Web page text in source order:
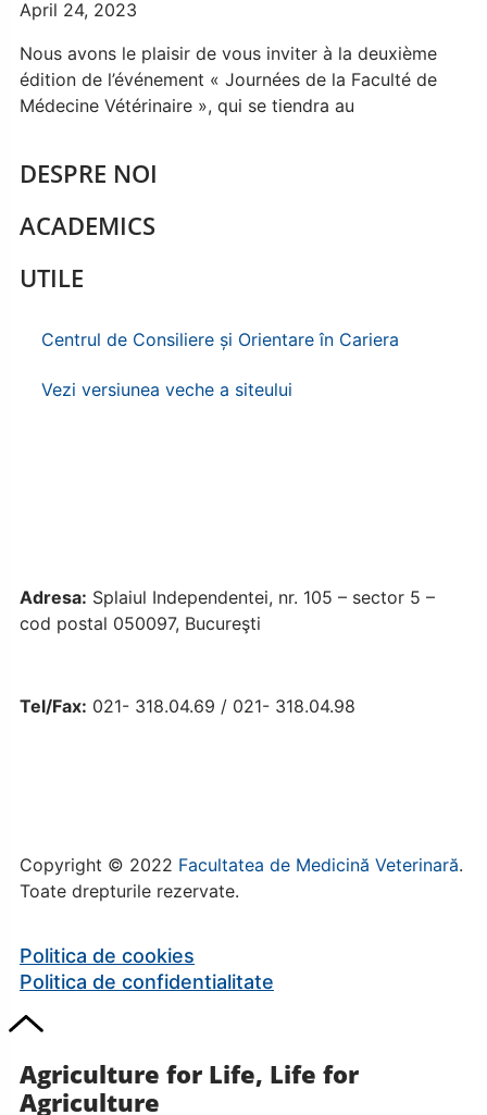
April 24, 2023
Nous avons le plaisir de vous inviter à la deuxième
édition de l’événement « Journées de la Faculté de
Médecine Vétérinaire », qui se tiendra au
DESPRE NOI
ACADEMICS
UTILE
Centrul de Consiliere și Orientare în Cariera
Vezi versiunea veche a siteului
Adresa: Splaiul Independentei, nr. 105 – sector 5 –
cod postal 050097, Bucureşti
Tel/Fax: 021- 318.04.69 / 021- 318.04.98
Copyright © 2022 Facultatea de Medicină Veterinară.
Toate drepturile rezervate.
Politica de cookies
Politica de confidentialitate
Agriculture for Life, Life for
Agriculture